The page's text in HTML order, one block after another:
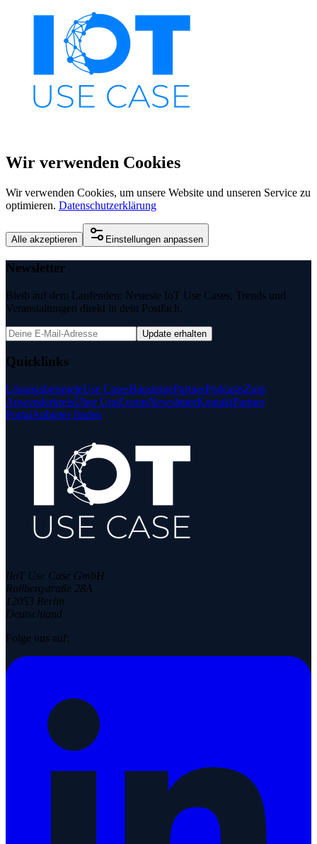
Wir verwenden Cookies
Wir verwenden Cookies, um unsere Website und unseren Service zu
optimieren. Datenschutzerklärung
Alle akzeptieren Einstellungen anpassen
Newsletter
Bleib auf dem Laufenden: Neueste IoT Use Cases, Trends und
Veranstaltungen direkt in dein Postfach.
Update erhalten
Quicklinks
LösungsbeispieleUse CasesBausteinePartnerPodcastsZum
AnwenderkreisÜber UnsEventsNewsletterKontaktPartner
PortalAnbieter finden
IIoT Use Case GmbH
Rollbergstraße 28A
12053 Berlin
Deutschland
Folge uns auf: